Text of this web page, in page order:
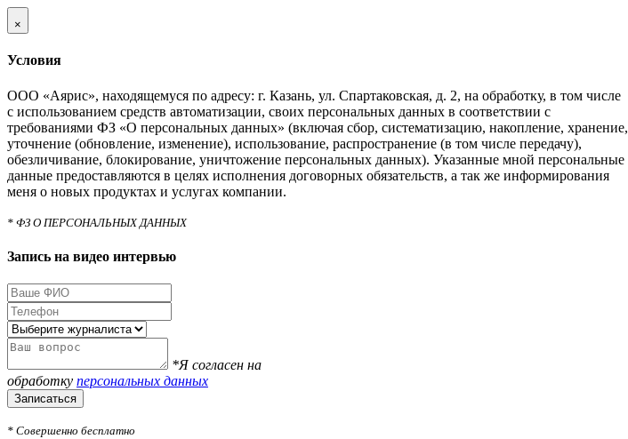
×
Условия
ООО «Аярис», находящемуся по адресу: г. Казань, ул. Спартаковская, д. 2, на обработку, в том числе
с использованием средств автоматизации, своих персональных данных в соответствии с
требованиями ФЗ «О персональных данных» (включая сбор, систематизацию, накопление, хранение,
уточнение (обновление, изменение), использование, распространение (в том числе передачу),
обезличивание, блокирование, уничтожение персональных данных). Указанные мной персональные
данные предоставляются в целях исполнения договорных обязательств, а так же информирования
меня о новых продуктах и услугах компании.
* ФЗ О ПЕРСОНАЛЬНЫХ ДАННЫХ
Запись на видео интервью
*Я согласен на
обработку персональных данных
Записаться
* Совершенно бесплатно